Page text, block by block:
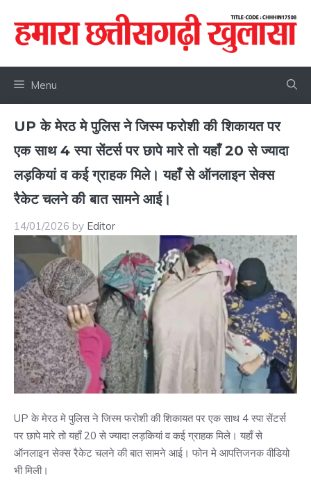
content
Menu
UP के मेरठ मे पुलिस ने जिस्म फरोशी की शिकायत पर
एक साथ 4 स्पा सेंटर्स पर छापे मारे तो यहाँ 20 से ज्यादा
लड़कियां व कई ग्राहक मिले। यहाँ से ऑनलाइन सेक्स
रैकेट चलने की बात सामने आई।
14/01/2026 by Editor
UP के मेरठ मे पुलिस ने जिस्म फरोशी की शिकायत पर एक साथ 4 स्पा सेंटर्स
पर छापे मारे तो यहाँ 20 से ज्यादा लड़कियां व कई ग्राहक मिले। यहाँ से
ऑनलाइन सेक्स रैकेट चलने की बात सामने आई। फोन मे आपत्तिजनक वीडियो
भी मिली।